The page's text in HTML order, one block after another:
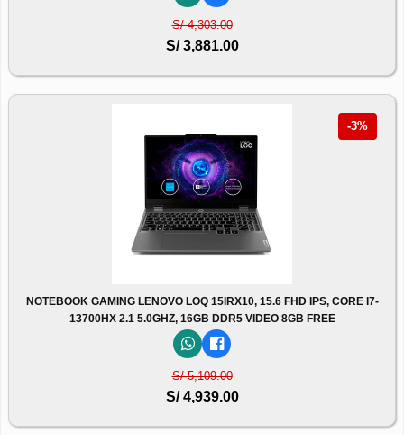
S/ 4,303.00
S/ 3,881.00
-3%
NOTEBOOK GAMING LENOVO LOQ 15IRX10, 15.6 FHD IPS, CORE I7-
13700HX 2.1 5.0GHZ, 16GB DDR5 VIDEO 8GB FREE
S/ 5,109.00
S/ 4,939.00